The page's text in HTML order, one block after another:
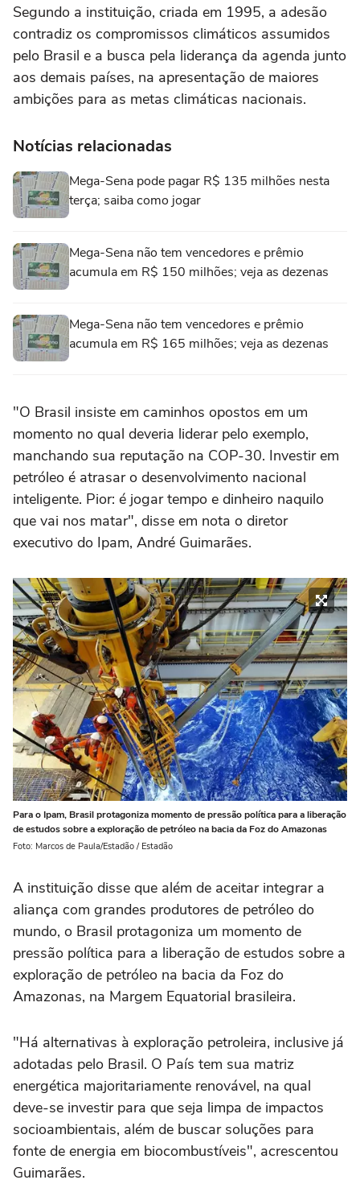
Segundo a instituição, criada em 1995, a adesão
contradiz os compromissos climáticos assumidos
pelo Brasil e a busca pela liderança da agenda junto
aos demais países, na apresentação de maiores
ambições para as metas climáticas nacionais.
Notícias relacionadas
Mega-Sena pode pagar R$ 135 milhões nesta
terça; saiba como jogar
Mega-Sena não tem vencedores e prêmio
acumula em R$ 150 milhões; veja as dezenas
Mega-Sena não tem vencedores e prêmio
acumula em R$ 165 milhões; veja as dezenas
"O Brasil insiste em caminhos opostos em um
momento no qual deveria liderar pelo exemplo,
manchando sua reputação na COP-30. Investir em
petróleo é atrasar o desenvolvimento nacional
inteligente. Pior: é jogar tempo e dinheiro naquilo
que vai nos matar", disse em nota o diretor
executivo do Ipam, André Guimarães.
Para o Ipam, Brasil protagoniza momento de pressão política para a liberação
de estudos sobre a exploração de petróleo na bacia da Foz do Amazonas
Foto: Marcos de Paula/Estadão / Estadão
A instituição disse que além de aceitar integrar a
aliança com grandes produtores de petróleo do
mundo, o Brasil protagoniza um momento de
pressão política para a liberação de estudos sobre a
exploração de petróleo na bacia da Foz do
Amazonas, na Margem Equatorial brasileira.
"Há alternativas à exploração petroleira, inclusive já
adotadas pelo Brasil. O País tem sua matriz
energética majoritariamente renovável, na qual
deve-se investir para que seja limpa de impactos
socioambientais, além de buscar soluções para
fonte de energia em biocombustíveis", acrescentou
Guimarães.